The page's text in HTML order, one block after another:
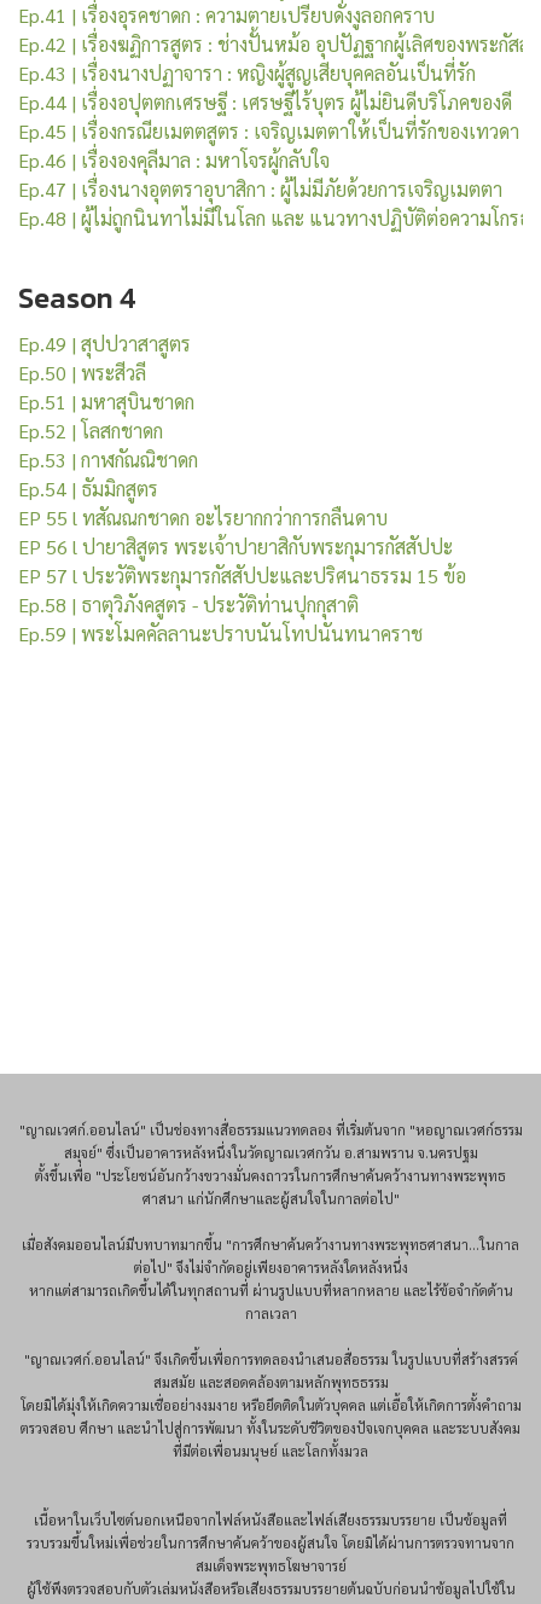
Ep.41 | เรื่องอุรคชาดก : ความตายเปรียบดั่งงูลอกคราบ
Ep.42 | เรื่องฆฏิการสูตร : ช่างปั้นหม้อ อุปปัฏฐากผู้เลิศของพระกัสส
Ep.43 | เรื่องนางปฏาจารา : หญิงผู้สูญเสียบุคคลอันเป็นที่รัก
Ep.44 | เรื่องอปุตตกเศรษฐี : เศรษฐีไร้บุตร ผู้ไม่ยินดีบริโภคของดี
Ep.45 | เรื่องกรณียเมตตสูตร : เจริญเมตตาให้เป็นที่รักของเทวดา
Ep.46 | เรื่ององคุลีมาล : มหาโจรผู้กลับใจ
Ep.47 | เรื่องนางอุตตราอุบาสิกา : ผู้ไม่มีภัยด้วยการเจริญเมตตา
Ep.48 | ผู้ไม่ถูกนินทาไม่มีในโลก และ แนวทางปฏิบัติต่อความโกรธ
Season 4
Ep.49 | สุปปวาสาสูตร
Ep.50 | พระสีวลี
Ep.51 | มหาสุบินชาดก
Ep.52 | โลสกชาดก
Ep.53 | กาฬกัณณิชาดก
Ep.54 | ธัมมิกสูตร
EP 55 l ทสัณณกชาดก อะไรยากกว่าการกลืนดาบ
EP 56 l ปายาสิสูตร พระเจ้าปายาสิกับพระกุมารกัสสัปปะ
EP 57 l ประวัติพระกุมารกัสสัปปะและปริศนาธรรม 15 ข้อ
Ep.58 | ธาตุวิภังคสูตร - ประวัติท่านปุกกุสาติ
Ep.59 | พระโมคคัลลานะปราบนันโทปนันทนาคราช
"ญาณเวศก์.ออนไลน์" เป็นช่องทางสื่อธรรมแนวทดลอง ที่เริ่มต้นจาก "หอญาณเวศก์ธรรม
สมุจย์" ซึ่งเป็นอาคารหลังหนึ่งในวัดญาณเวศกวัน อ.สามพราน จ.นครปฐม
ตั้งขึ้นเพื่อ "ประโยชน์อันกว้างขวางมั่นคงถาวรในการศึกษาค้นคว้างานทางพระพุทธ
ศาสนา แก่นักศึกษาและผู้สนใจในกาลต่อไป"
เมื่อสังคมออนไลน์มีบทบาทมากขึ้น "การศึกษาค้นคว้างานทางพระพุทธศาสนา...ในกาล
ต่อไป" จึงไม่จำกัดอยู่เพียงอาคารหลังใดหลังหนึ่ง
หากแต่สามารถเกิดขึ้นได้ในทุกสถานที่ ผ่านรูปแบบที่หลากหลาย และไร้ข้อจำกัดด้าน
กาลเวลา
"ญาณเวศก์.ออนไลน์" จึงเกิดขึ้นเพื่อการทดลองนำเสนอสื่อธรรม ในรูปแบบที่สร้างสรรค์
สมสมัย และสอดคล้องตามหลักพุทธธรรม
โดยมิได้มุ่งให้เกิดความเชื่ออย่างงมงาย หรือยึดติดในตัวบุคคล แต่เอื้อให้เกิดการตั้งคำถาม
ตรวจสอบ ศึกษา และนำไปสู่การพัฒนา ทั้งในระดับชีวิตของปัจเจกบุคคล และระบบสังคม
ที่มีต่อเพื่อนมนุษย์ และโลกทั้งมวล
เนื้อหาในเว็บไซต์นอกเหนือจากไฟล์หนังสือและไฟล์เสียงธรรมบรรยาย เป็นข้อมูลที่
รวบรวมขึ้นใหม่เพื่อช่วยในการศึกษาค้นคว้าของผู้สนใจ โดยมิได้ผ่านการตรวจทานจาก
สมเด็จพระพุทธโฆษาจารย์
ผู้ใช้พึงตรวจสอบกับตัวเล่มหนังสือหรือเสียงธรรมบรรยายต้นฉบับก่อนนำข้อมูลไปใช้ใน